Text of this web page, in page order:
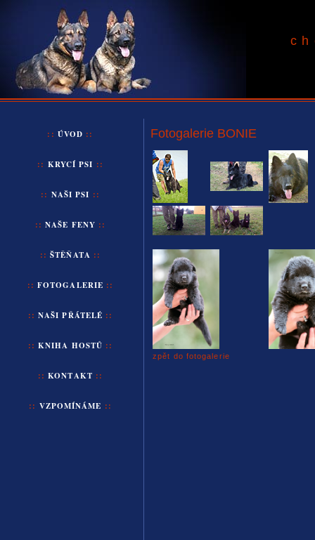
:: ÚVOD ::
:: KRYCÍ PSI ::
:: NAŠI PSI ::
:: NAŠE FENY ::
:: ŠTĚŇATA ::
:: FOTOGALERIE ::
:: NAŠI PŘÁTELÉ ::
:: KNIHA HOSTŮ ::
:: KONTAKT ::
:: VZPOMÍNÁME ::
Fotogalerie BONIE
zpět do fotogalerie